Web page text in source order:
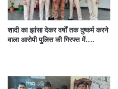
शादी का झांसा देकर वर्षों तक दुष्कर्म करने
वाला आरोपी पुलिस की गिरफ्त में….